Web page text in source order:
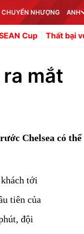
CHUYỂN NHƯỢNG ANH
bại vụ Vinicius cho
mắt
Chelsea có thể
tới
tiên của
đội